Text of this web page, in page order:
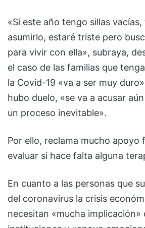
«Si este año tengo sillas
asumirlo, estaré triste pero
para vivir con ella», subraya,
el caso de las familias que
la Covid-19 «va a ser muy
hubo duelo, «se va a acusar
un proceso inevitable».
Por ello, reclama mucho apoyo
evaluar si hace falta alguna
En cuanto a las personas que
del coronavirus la crisis
necesitan «mucha implicación»